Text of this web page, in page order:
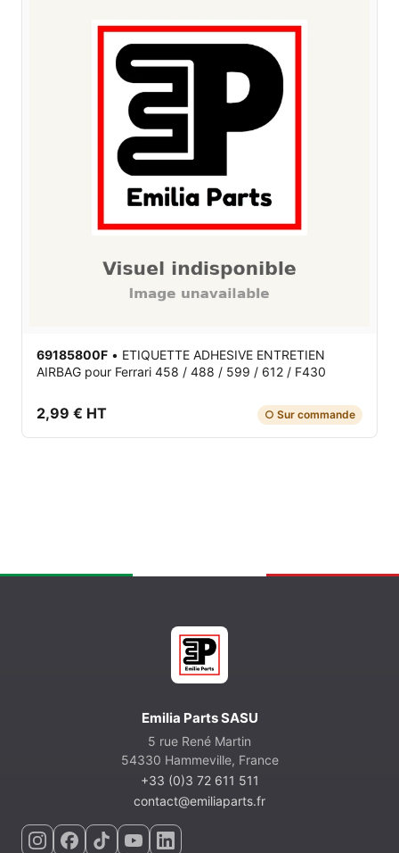
69185800F • ETIQUETTE ADHESIVE ENTRETIEN
AIRBAG pour Ferrari 458 / 488 / 599 / 612 / F430
2,99 € HT ○ Sur commande
Emilia Parts SASU
5 rue René Martin
54330 Hammeville, France
+33 (0)3 72 611 511
contact@emiliaparts.fr